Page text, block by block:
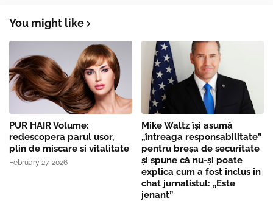
You might like
PUR HAIR Volume:
redescopera parul usor,
plin de miscare si vitalitate
February 27, 2026
Mike Waltz îşi asumă
„întreaga responsabilitate”
pentru breşa de securitate
și spune că nu-și poate
explica cum a fost inclus în
chat jurnalistul: „Este
jenant”